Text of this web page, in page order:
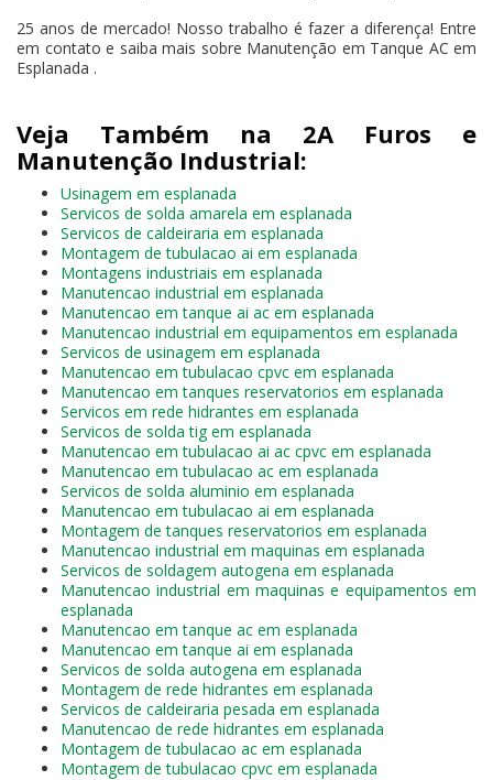
25 anos de mercado! Nosso trabalho é fazer a diferença! Entre
em contato e saiba mais sobre Manutenção em Tanque AC em
Esplanada .
Veja Também na 2A Furos e
Manutenção Industrial:
Usinagem em esplanada
Servicos de solda amarela em esplanada
Servicos de caldeiraria em esplanada
Montagem de tubulacao ai em esplanada
Montagens industriais em esplanada
Manutencao industrial em esplanada
Manutencao em tanque ai ac em esplanada
Manutencao industrial em equipamentos em esplanada
Servicos de usinagem em esplanada
Manutencao em tubulacao cpvc em esplanada
Manutencao em tanques reservatorios em esplanada
Servicos em rede hidrantes em esplanada
Servicos de solda tig em esplanada
Manutencao em tubulacao ai ac cpvc em esplanada
Manutencao em tubulacao ac em esplanada
Servicos de solda aluminio em esplanada
Manutencao em tubulacao ai em esplanada
Montagem de tanques reservatorios em esplanada
Manutencao industrial em maquinas em esplanada
Servicos de soldagem autogena em esplanada
Manutencao industrial em maquinas e equipamentos em
esplanada
Manutencao em tanque ac em esplanada
Manutencao em tanque ai em esplanada
Servicos de solda autogena em esplanada
Montagem de rede hidrantes em esplanada
Servicos de caldeiraria pesada em esplanada
Manutencao de rede hidrantes em esplanada
Montagem de tubulacao ac em esplanada
Montagem de tubulacao cpvc em esplanada